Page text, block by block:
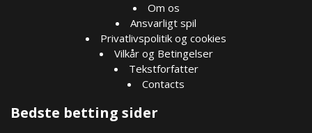
Om os
Ansvarligt spil
Privatlivspolitik og cookies
Vilkår og Betingelser
Tekstforfatter
Contacts
Bedste betting sider